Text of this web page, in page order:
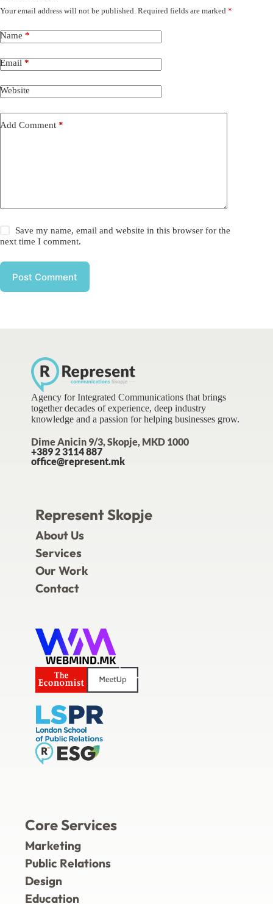
Your email address will not be published. Required fields are marked *
Name *
Email *
Website
Add Comment *
Save my name, email and website in this browser for the
next time I comment.
Post Comment
Agency for Integrated Communications that brings
together decades of experience, deep industry
knowledge and a passion for helping businesses grow.
Dime Anicin 9/3, Skopje, MKD 1000
+389 2 3114 887
office@represent.mk
Represent Skopje
About Us
Services
Our Work
Contact
Core Services
Marketing
Public Relations
Design
Education